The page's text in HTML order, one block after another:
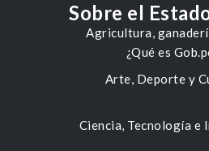
Agricultura,
Arte, Deporte y
Ciencia, Tecnología e
Sobre el
¿Qué es